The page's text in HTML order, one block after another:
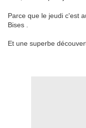
Parce que le jeudi c'est
Bises .
Et une superbe